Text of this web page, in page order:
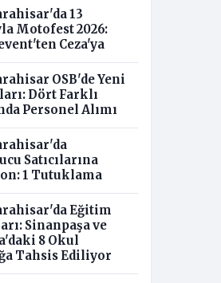
13
Motofest 2026:
Ceza'ya
OSB'de Yeni
Dört Farklı
Personel Alımı
Satıcılarına
1 Tutuklama
Eğitim
Sinanpaşa ve
8 Okul
Tahsis Ediliyor